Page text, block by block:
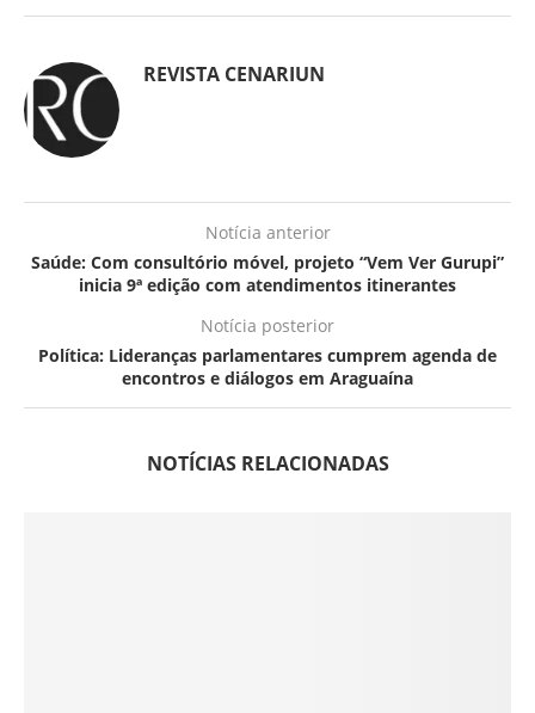
REVISTA CENARIUN
Notícia anterior
Saúde: Com consultório móvel, projeto “Vem Ver Gurupi”
inicia 9ª edição com atendimentos itinerantes
Notícia posterior
Política: Lideranças parlamentares cumprem agenda de
encontros e diálogos em Araguaína
NOTÍCIAS RELACIONADAS